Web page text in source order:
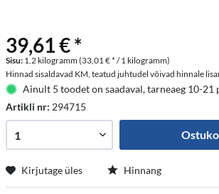
39,61 € *
Sisu: 1.2 kilogramm (33,01 € * / 1 kilogramm)
Hinnad sisaldavad KM, teatud juhtudel võivad hinnale
Ainult 5 toodet on saadaval, tarneaeg 10-21
Artikli nr: 294715
Kirjutage üles Hinnang